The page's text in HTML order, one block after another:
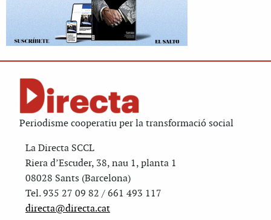
Periodisme cooperatiu per la transformació social
La Directa SCCL
Riera d’Escuder, 38, nau 1, planta 1
08028 Sants (Barcelona)
Tel. 935 27 09 82 / 661 493 117
directa@directa.cat